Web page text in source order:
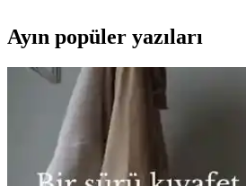
Ayın popüler yazıları